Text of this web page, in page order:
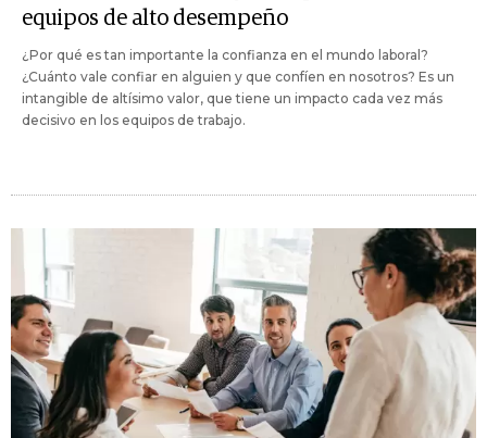
equipos de alto desempeño
¿Por qué es tan importante la confianza en el mundo laboral?
¿Cuánto vale confiar en alguien y que confíen en nosotros? Es un
intangible de altísimo valor, que tiene un impacto cada vez más
decisivo en los equipos de trabajo.